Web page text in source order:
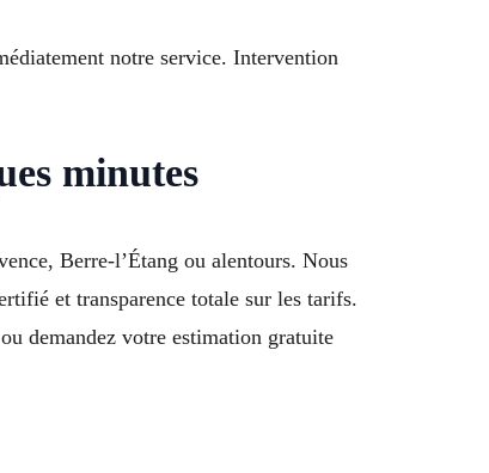
notre service. Intervention
minutes
Berre-l’Étang ou alentours. Nous
et transparence totale sur les tarifs.
demandez votre estimation gratuite